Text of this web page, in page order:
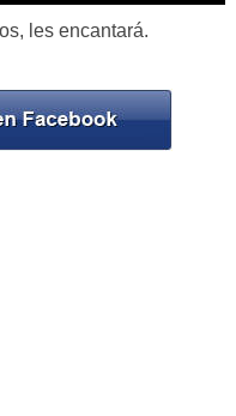
les encantará.